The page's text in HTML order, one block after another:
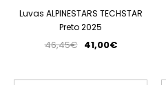
Luvas ALPINESTARS TECHSTAR
Preto 2025
46,45€ 41,00€